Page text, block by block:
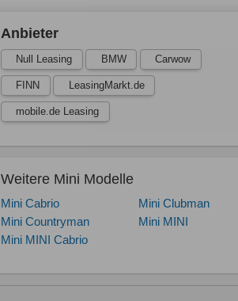
Anbieter
Null Leasing BMW Carwow
FINN LeasingMarkt.de
mobile.de Leasing
Weitere Mini Modelle
Mini Cabrio
Mini Clubman
Mini Countryman
Mini MINI
Mini MINI Cabrio